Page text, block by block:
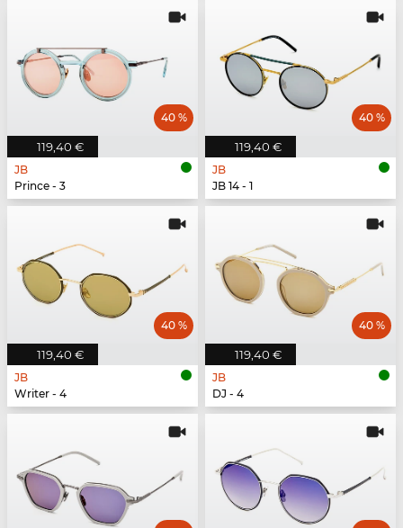
119,40 €
40 %
JB
Prince - 3
119,40 €
40 %
JB
JB 14 - 1
119,40 €
40 %
JB
Writer - 4
119,40 €
40 %
JB
DJ - 4